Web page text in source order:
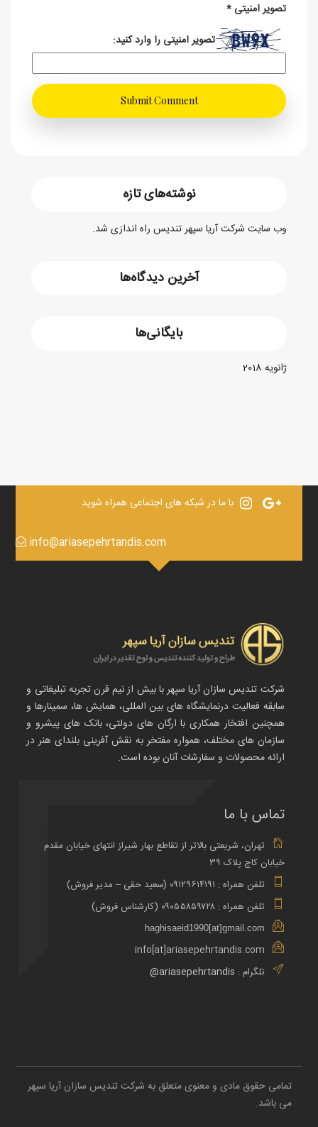
تصویر امنیتی *
تصویر امنیتی را وارد کنید:
نوشته‌های تازه
وب سایت شرکت آریا سپهر تندیس راه اندازی شد.
آخرین دیدگاه‌ها
بایگانی‌ها
ژانویه 2018
با ما در شبکه های اجتماعی همراه شوید
info@ariasepehrtandis.com
شرکت تندیس سازان آریا سپهر با بیش از نیم قرن تجربه تبلیغاتی و
سابقه فعالیت درنمایشگاه های بین المللی، همایش ها، سمینارها و
همچنین افتخار همکاری با ارگان های دولتی، بانک های پیشرو و
سازمان های مختلف، همواره مفتخر به نقش آفرینی بلندای هنر در
ارائه محصولات و سفارشات آنان بوده است.
تماس با ما
تهران، شریعتی بالاتر از تقاطع بهار شیراز انتهای خیابان مقدم
خیابان کاج پلاک ۳۹
تلفن همراه : ۰۹۱۲۹۶۱۴۱۹۱ (سعید حقی – مدیر فروش)
تلفن همراه : ۰۹۰۵۵۸۵۹۷۲۸ (کارشناس فروش)
haghisaeid1990[at]gmail.com
info[at]ariasepehrtandis.com
تلگرام : ariasepehrtandis@
تمامی حقوق مادی و معنوی متعلق به شرکت تندیس سازان آریا سپهر
می باشد.